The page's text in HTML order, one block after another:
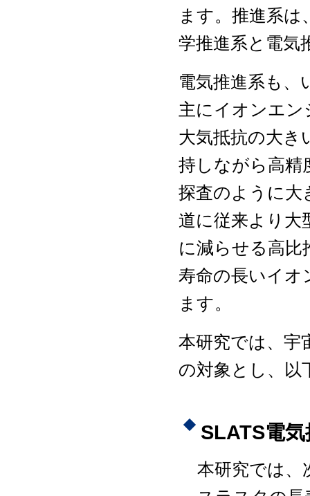
ます。推進系
学推進系と電気
電気推進系も、
主にイオンエ
大気抵抗の大き
持しながら高精
探査のように大
道に従来より大
に減らせる高比
寿命の長いイオ
ます。
本研究では、宇
の対象とし、以
SLATS電
本研究では、